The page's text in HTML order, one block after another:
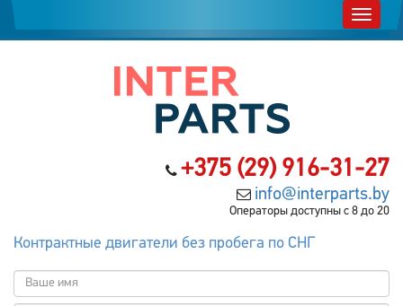
+375 (29) 916-31-27
info@interparts.by
Операторы доступны с 8 до 20
Контрактные двигатели без пробега по СНГ